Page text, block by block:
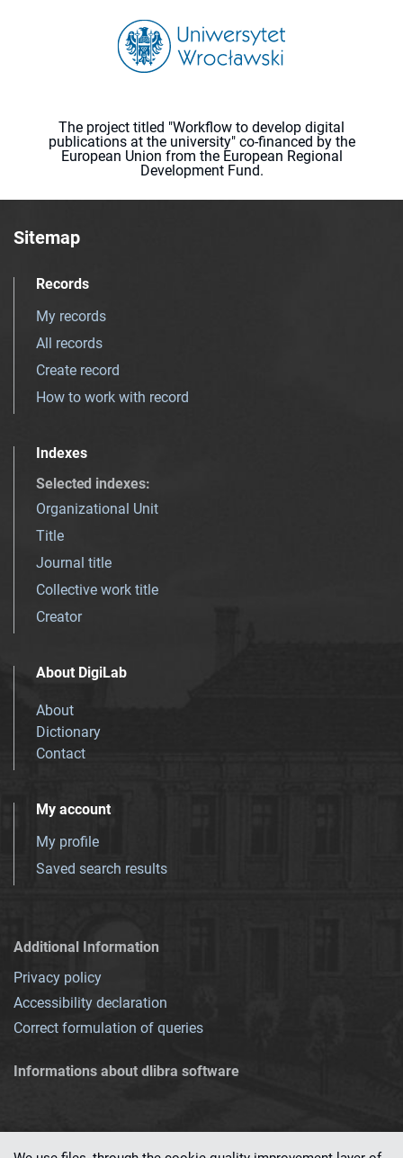
The project titled "Workflow to develop digital
publications at the university" co-financed by the
European Union from the European Regional
Development Fund.
Sitemap
Records
My records
All records
Create record
How to work with record
Indexes
Selected indexes:
Organizational Unit
Title
Journal title
Collective work title
Creator
About DigiLab
About
Dictionary
Contact
My account
My profile
Saved search results
Additional Information
Privacy policy
Accessibility declaration
Correct formulation of queries
Informations about dlibra software